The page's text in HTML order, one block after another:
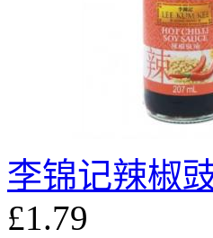
李锦记辣椒
£1.79